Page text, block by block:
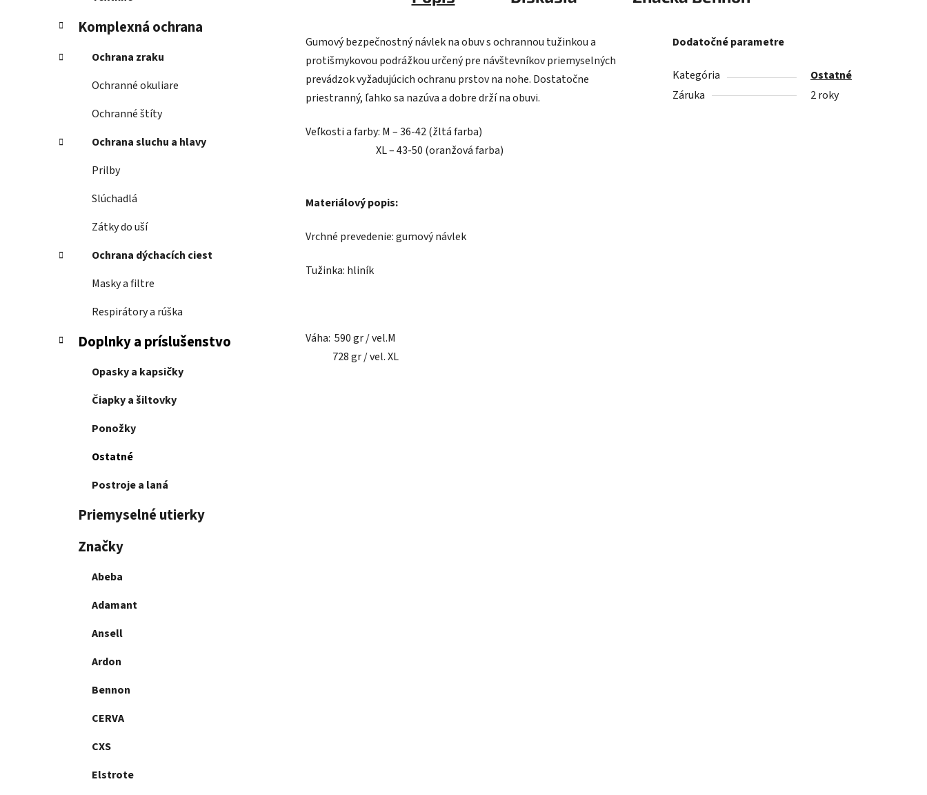
Komplexná ochrana
Ochrana zraku
Ochranné okuliare
Ochranné štíty
Ochrana sluchu a hlavy
Prilby
Slúchadlá
Zátky do uší
Ochrana dýchacích ciest
Masky a filtre
Respirátory a rúška
Doplnky a príslušenstvo
Opasky a kapsičky
Čiapky a šiltovky
Ponožky
Ostatné
Postroje a laná
Priemyselné utierky
Značky
Abeba
Adamant
Ansell
Ardon
Bennon
CERVA
CXS
Elstrote
Gumový bezpečnostný návlek na obuv s ochrannou tužinkou a
protišmykovou podrážkou určený pre návštevníkov priemyselných
prevádzok vyžadujúcich ochranu prstov na nohe. Dostatočne
priestranný, ľahko sa nazúva a dobre drží na obuvi.
Veľkosti a farby: M – 36-42 (žltá farba)
XL – 43-50 (oranžová farba)
Materiálový popis:
Vrchné prevedenie: gumový návlek
Tužinka: hliník
Váha: 590 gr / vel.M
728 gr / vel. XL
Dodatočné parametre
Kategória
Ostatné
Záruka
2 roky